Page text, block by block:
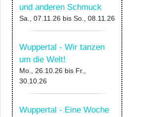
und anderen Schmuck
Sa., 07.11.26 bis So., 08.11.26
Wuppertal - Wir tanzen
um die Welt!
Mo., 26.10.26 bis Fr.,
30.10.26
Wuppertal - Eine Woche